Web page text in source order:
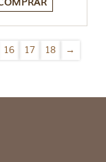
16 17 18 →